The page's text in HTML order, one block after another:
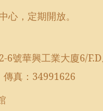
心，定期開放。
2-6號華興工業大廈6/F.D
傳真： 34991626